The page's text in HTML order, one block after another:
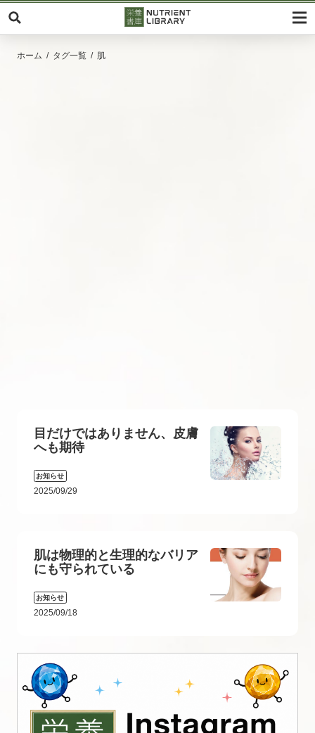
ホーム タグ一覧 肌
目だけではありません、皮膚
へも期待
お知らせ
2025/09/29
肌は物理的と生理的なバリア
にも守られている
お知らせ
2025/09/18